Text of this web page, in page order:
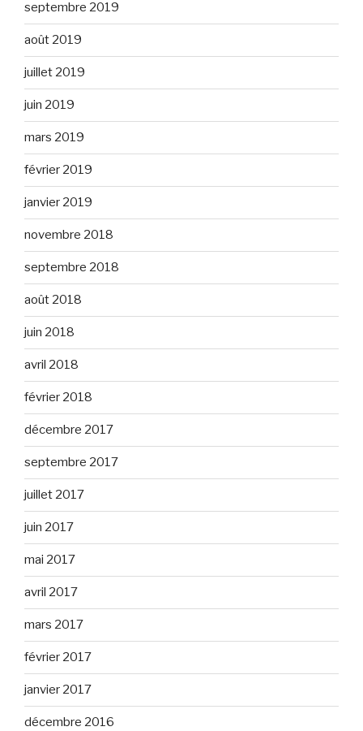
septembre 2019
août 2019
juillet 2019
juin 2019
mars 2019
février 2019
janvier 2019
novembre 2018
septembre 2018
août 2018
juin 2018
avril 2018
février 2018
décembre 2017
septembre 2017
juillet 2017
juin 2017
mai 2017
avril 2017
mars 2017
février 2017
janvier 2017
décembre 2016